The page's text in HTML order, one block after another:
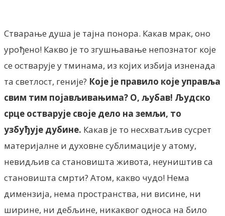
Стварање душа је тајна понора. Какав мрак, оно
урођено! Какво је то згушњавање непознатог које
се остварује у тминама, из којих избија изненада
та светлост, геније? Које је правило које управља
свим тим појављивањима? О, љубав! Људско
срце остварује своје дело на земљи, то
узбуђује дубине. Какав је то несхватљив сусрет
материјалне и духовне сублимације у атому,
невидљив са становишта живота, неуништив са
становишта смрти? Атом, какво чудо! Нема
димензија, нема пространства, ни висине, ни
ширине, ни дебљине, никаквог односа на било